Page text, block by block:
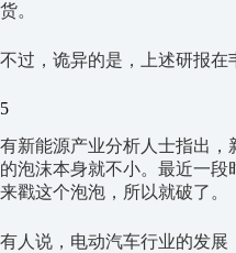
货。
不过，诡异的是，上述研报在
5
有新能源产业分析人士指出
的泡沫本身就不小。最近一
来戳这个泡泡，所以就破了。
有人说，电动汽车行业的发展